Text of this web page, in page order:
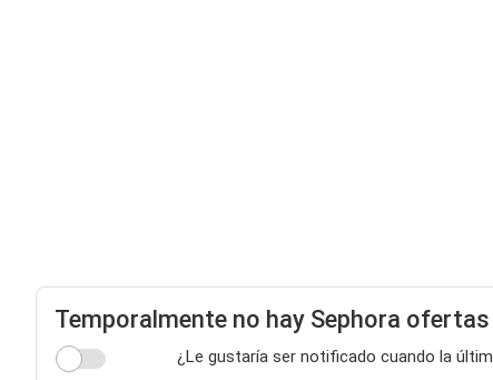
Temporalmente no hay Sephora
¿Le gustaría ser notificado cuando la